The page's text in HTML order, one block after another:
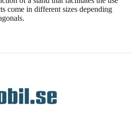
come in different sizes depending